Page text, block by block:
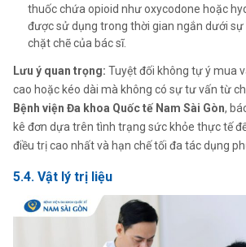
thuốc chứa opioid như oxycodone hoặc
được sử dụng trong thời gian ngắn dưới
chặt chẽ của bác sĩ.
Lưu ý quan trọng: Tuyệt đối không tự ý mua
cao hoặc kéo dài mà không có sự tư vấn từ
Bệnh viện Đa khoa Quốc tế Nam Sài Gòn,
kê đơn dựa trên tình trạng sức khỏe thực tế
điều trị cao nhất và hạn chế tối đa tác dụng
5.4. Vật lý trị liệu